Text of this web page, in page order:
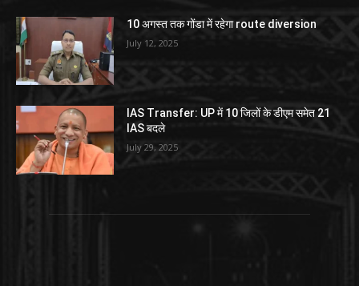
10 अगस्त तक गोंडा में रहेगा route diversion
July 12, 2025
IAS Transfer: UP में 10 जिलों के डीएम समेत 21
IAS बदले
July 29, 2025